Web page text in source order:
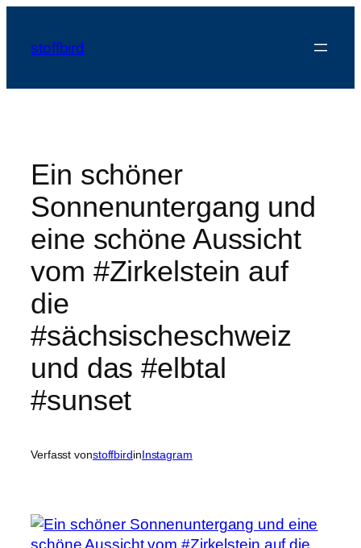
springen
stoffbird
Ein schöner
Sonnenuntergang und
eine schöne Aussicht
vom #Zirkelstein auf
die
#sächsischeschweiz
und das #elbtal
#sunset
Verfasst vonstoffbirdinInstagram